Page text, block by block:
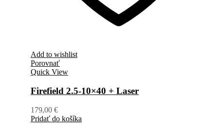
Add to wishlist
Porovnať
Quick View
Firefield 2.5-10×40 + Laser
179,00 €
Pridať do košíka